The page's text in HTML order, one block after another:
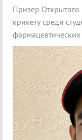
Призер
крикету среди